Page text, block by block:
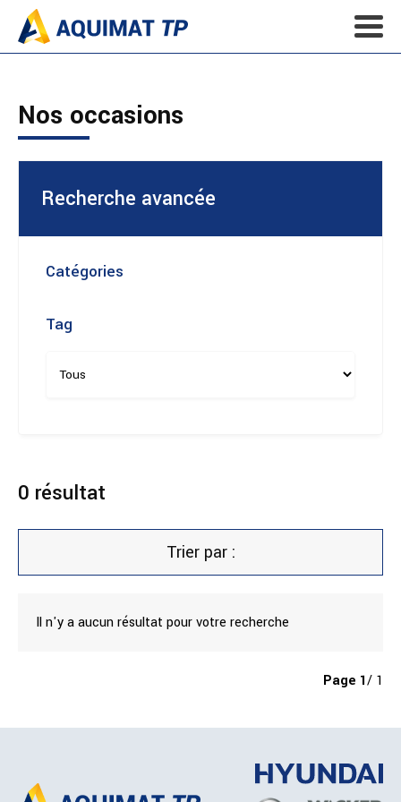
Nos occasions
Recherche avancée
Catégories
Tag
0 résultat
Trier par :
Il n'y a aucun résultat pour votre recherche
Page 1/ 1